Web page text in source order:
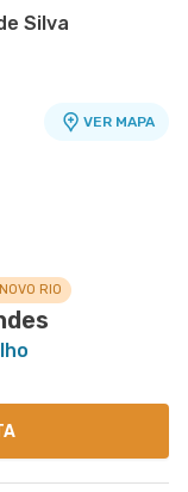
Silva
VER MAPA
RIO